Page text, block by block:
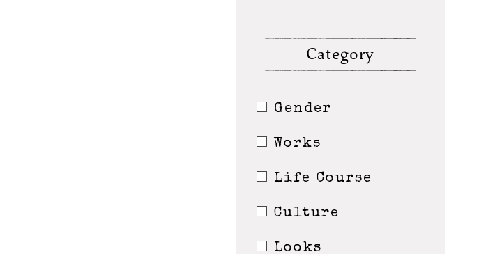
Category
Gender
Works
Life Course
Culture
Looks